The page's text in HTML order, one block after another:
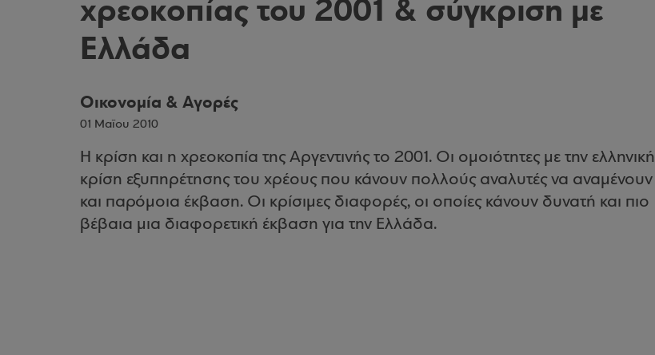
χρεοκοπίας του 2001 & σύγκριση με
Ελλάδα
Οικονομία & Αγορές
01 Μαΐου 2010
Η κρίση και η χρεοκοπία της Αργεντινής το 2001. Οι ομοιότητες με την ελληνική
κρίση εξυπηρέτησης του χρέους που κάνουν πολλούς αναλυτές να αναμένουν
και παρόμοια έκβαση. Οι κρίσιμες διαφορές, οι οποίες κάνουν δυνατή και πιο
βέβαια μια διαφορετική έκβαση για την Ελλάδα.